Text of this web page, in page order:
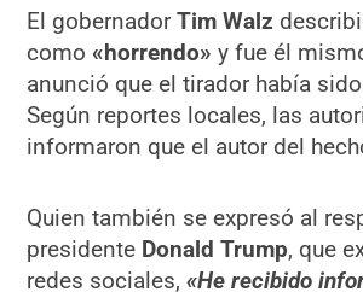
El gobernadorTim Walz
como «horrendo» y fue él
anunció que el tirador había sido
Según reportes locales, las
informaron que el autor del
Quien también se expresó al
presidente Donald Trump, que
redes sociales,«He recibido